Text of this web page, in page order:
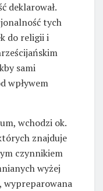
deklarował.
tych
do religii i
sami
wpływem
wchodzi ok.
znajduje
czynnikiem
wyżej
wypreparowana